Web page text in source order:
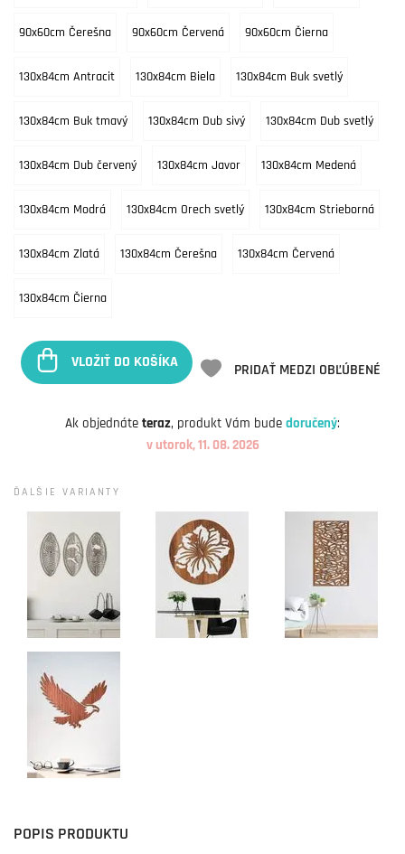
90x60cm Čerešna 90x60cm Červená 90x60cm Čierna
130x84cm Antracit 130x84cm Biela 130x84cm Buk svetlý
130x84cm Buk tmavý 130x84cm Dub sivý 130x84cm Dub svetlý
130x84cm Dub červený 130x84cm Javor 130x84cm Medená
130x84cm Modrá 130x84cm Orech svetlý 130x84cm Strieborná
130x84cm Zlatá 130x84cm Čerešna 130x84cm Červená
130x84cm Čierna
VLOŽIŤ DO KOŠÍKA PRIDAŤ MEDZI OBĽÚBENÉ
Ak objednáte teraz, produkt Vám bude doručený:
v utorok, 11. 08. 2026
ĎALŠIE VARIANTY
POPIS PRODUKTU